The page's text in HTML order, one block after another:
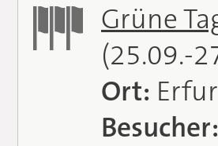
Grüne
(25.09.-
Ort:
Besucher: